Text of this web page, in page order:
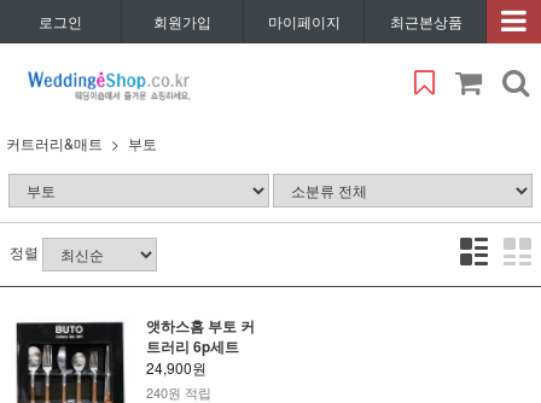
로그인 회원가입 마이페이지 최근본상품
커트러리&매트 부토
정렬
앳하스홈 부토 커
트러리 6p세트
24,900원
240원 적립